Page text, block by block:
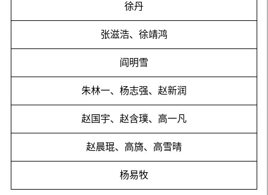
徐丹
张滋浩、徐靖鸿
阎明雪
朱林一、杨志强、赵新润
赵国宇、赵含璞、高一凡
赵晨琨、高旖、高雪晴
杨易牧